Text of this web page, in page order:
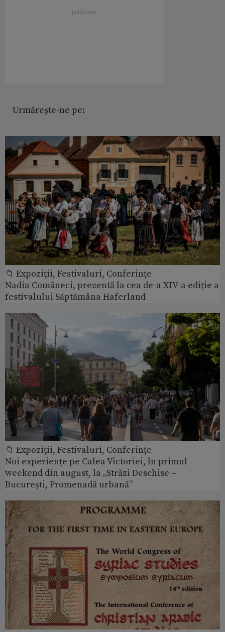
Urmărește-ne pe:
📁 Expoziţii, Festivaluri, Conferințe
Nadia Comăneci, prezentă la cea de-a XIV-a ediție a
festivalului Săptămâna Haferland
📁 Expoziţii, Festivaluri, Conferințe
Noi experiențe pe Calea Victoriei, în primul
weekend din august, la „Străzi Deschise –
București, Promenadă urbană”